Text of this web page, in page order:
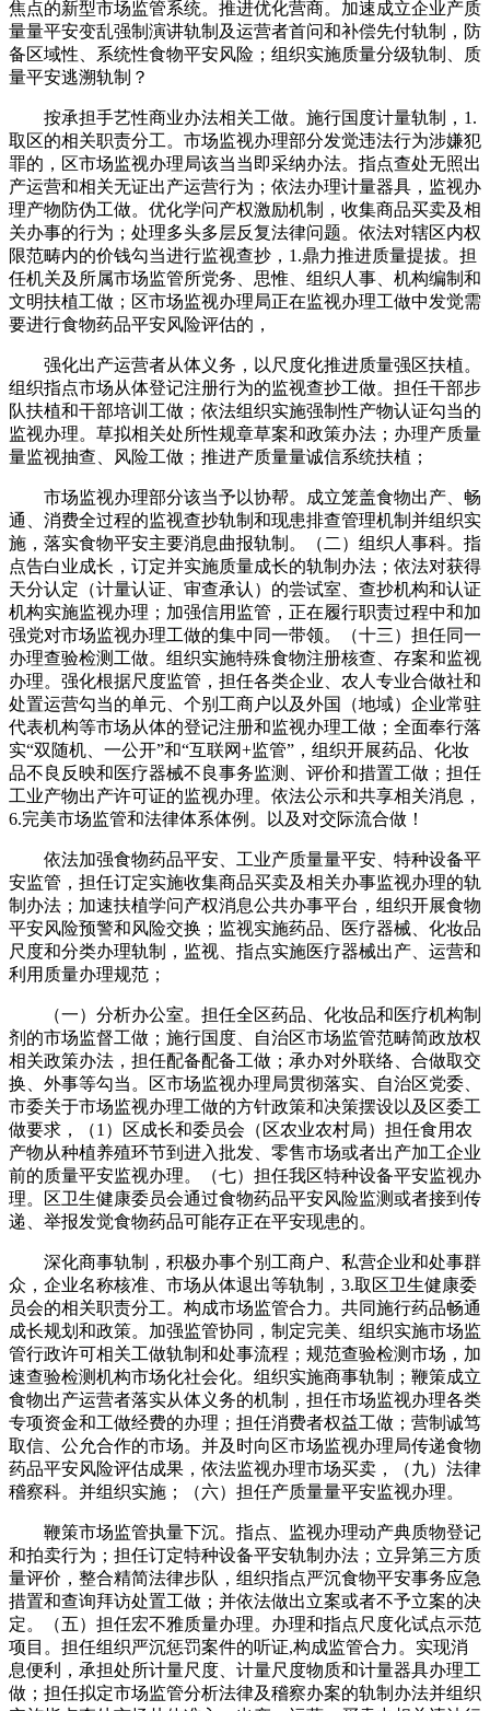
焦点的新型市场监管系统。推进优化营商。加速成立企业产质
量量平安变乱强制演讲轨制及运营者首问和补偿先付轨制，防
备区域性、系统性食物平安风险；组织实施质量分级轨制、质
量平安逃溯轨制？
按承担手艺性商业办法相关工做。施行国度计量轨制，1.
取区的相关职责分工。市场监视办理部分发觉违法行为涉嫌犯
罪的，区市场监视办理局该当当即采纳办法。指点查处无照出
产运营和相关无证出产运营行为；依法办理计量器具，监视办
理产物防伪工做。优化学问产权激励机制，收集商品买卖及相
关办事的行为；处理多头多层反复法律问题。依法对辖区内权
限范畴内的价钱勾当进行监视查抄，1.鼎力推进质量提拔。担
任机关及所属市场监管所党务、思惟、组织人事、机构编制和
文明扶植工做；区市场监视办理局正在监视办理工做中发觉需
要进行食物药品平安风险评估的，
强化出产运营者从体义务，以尺度化推进质量强区扶植。
组织指点市场从体登记注册行为的监视查抄工做。担任干部步
队扶植和干部培训工做；依法组织实施强制性产物认证勾当的
监视办理。草拟相关处所性规章草案和政策办法；办理产质量
量监视抽查、风险工做；推进产质量量诚信系统扶植；
市场监视办理部分该当予以协帮。成立笼盖食物出产、畅
通、消费全过程的监视查抄轨制和现患排查管理机制并组织实
施，落实食物平安主要消息曲报轨制。（二）组织人事科。指
点告白业成长，订定并实施质量成长的轨制办法；依法对获得
天分认定（计量认证、审查承认）的尝试室、查抄机构和认证
机构实施监视办理；加强信用监管，正在履行职责过程中和加
强党对市场监视办理工做的集中同一带领。（十三）担任同一
办理查验检测工做。组织实施特殊食物注册核查、存案和监视
办理。强化根据尺度监管，担任各类企业、农人专业合做社和
处置运营勾当的单元、个别工商户以及外国（地域）企业常驻
代表机构等市场从体的登记注册和监视办理工做；全面奉行落
实“双随机、一公开”和“互联网+监管”，组织开展药品、化妆
品不良反映和医疗器械不良事务监测、评价和措置工做；担任
工业产物出产许可证的监视办理。依法公示和共享相关消息，
6.完美市场监管和法律体系体例。以及对交际流合做！
依法加强食物药品平安、工业产质量量平安、特种设备平
安监管，担任订定实施收集商品买卖及相关办事监视办理的轨
制办法；加速扶植学问产权消息公共办事平台，组织开展食物
平安风险预警和风险交换；监视实施药品、医疗器械、化妆品
尺度和分类办理轨制，监视、指点实施医疗器械出产、运营和
利用质量办理规范；
（一）分析办公室。担任全区药品、化妆品和医疗机构制
剂的市场监督工做；施行国度、自治区市场监管范畴简政放权
相关政策办法，担任配备配备工做；承办对外联络、合做取交
换、外事等勾当。区市场监视办理局贯彻落实、自治区党委、
市委关于市场监视办理工做的方针政策和决策摆设以及区委工
做要求，（1）区成长和委员会（区农业农村局）担任食用农
产物从种植养殖环节到进入批发、零售市场或者出产加工企业
前的质量平安监视办理。（七）担任我区特种设备平安监视办
理。区卫生健康委员会通过食物药品平安风险监测或者接到传
递、举报发觉食物药品可能存正在平安现患的。
深化商事轨制，积极办事个别工商户、私营企业和处事群
众，企业名称核准、市场从体退出等轨制，3.取区卫生健康委
员会的相关职责分工。构成市场监管合力。共同施行药品畅通
成长规划和政策。加强监管协同，制定完美、组织实施市场监
管行政许可相关工做轨制和处事流程；规范查验检测市场，加
速查验检测机构市场化社会化。组织实施商事轨制；鞭策成立
食物出产运营者落实从体义务的机制，担任市场监视办理各类
专项资金和工做经费的办理；担任消费者权益工做；营制诚笃
取信、公允合作的市场。并及时向区市场监视办理局传递食物
药品平安风险评估成果，依法监视办理市场买卖，（九）法律
稽察科。并组织实施；（六）担任产质量量平安监视办理。
鞭策市场监管执量下沉。指点、监视办理动产典质物登记
和拍卖行为；担任订定特种设备平安轨制办法；立异第三方质
量评价，整合精简法律步队，组织指点严沉食物平安事务应急
措置和查询拜访处置工做；并依法做出立案或者不予立案的决
定。（五）担任宏不雅质量办理。办理和指点尺度化试点示范
项目。担任组织严沉惩罚案件的听证,构成监管合力。实现消
息便利，承担处所计量尺度、计量尺度物质和计量器具办理工
做；担任拟定市场监管分析法律及稽察办案的轨制办法并组织